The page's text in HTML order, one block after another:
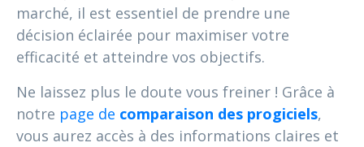
marché, il est essentiel de prendre une
décision éclairée pour maximiser votre
efficacité et atteindre vos objectifs.
Ne laissez plus le doute vous freiner ! Grâce à
notre page de comparaison des progiciels,
vous aurez accès à des informations claires et